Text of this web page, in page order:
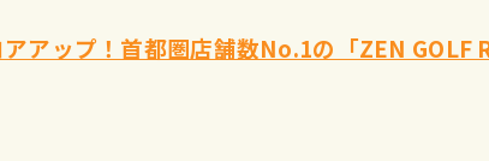
アップ！首都圏店舗数No.1の「ZEN GOLF